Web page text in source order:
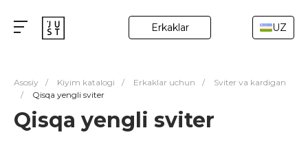
Erkaklar UZ
Asosiy / Kiyim katalogi / Erkaklar uchun /
Sviter va kardigan
/
Qisqa yengli sviter
Qisqa yengli sviter